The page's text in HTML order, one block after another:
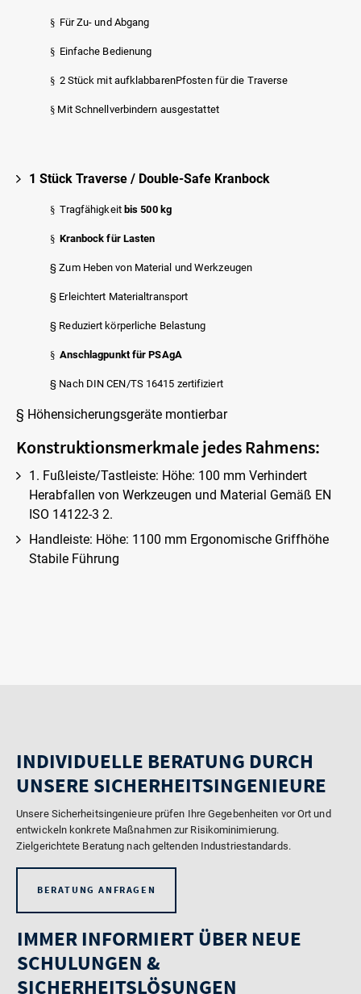
§ Für Zu- und Abgang
§ Einfache Bedienung
§ 2 Stück mit aufklabbarenPfosten für die Traverse
§ Mit Schnellverbindern ausgestattet
1 Stück Traverse / Double-Safe Kranbock
§ Tragfähigkeit bis 500 kg
§ Kranbock für Lasten
§ Zum Heben von Material und Werkzeugen
§ Erleichtert Materialtransport
§ Reduziert körperliche Belastung
§ Anschlagpunkt für PSAgA
§ Nach DIN CEN/TS 16415 zertifiziert
§ Höhensicherungsgeräte montierbar
Konstruktionsmerkmale jedes Rahmens:
1. Fußleiste/Tastleiste: Höhe: 100 mm Verhindert
Herabfallen von Werkzeugen und Material Gemäß EN
ISO 14122-3 2.
Handleiste: Höhe: 1100 mm Ergonomische Griffhöhe
Stabile Führung
INDIVIDUELLE BERATUNG DURCH
UNSERE SICHERHEITSINGENIEURE
Unsere Sicherheitsingenieure prüfen Ihre Gegebenheiten vor Ort und
entwickeln konkrete Maßnahmen zur Risikominimierung.
Zielgerichtete Beratung nach geltenden Industriestandards.
BERATUNG ANFRAGEN
IMMER INFORMIERT ÜBER NEUE
SCHULUNGEN &
SICHERHEITSLÖSUNGEN